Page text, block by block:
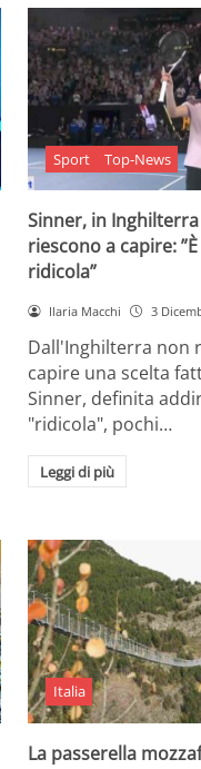
Sport Top-News
Sinner, in
riescono a capire:
ridicola”
Ilaria Macchi 3
Dall'Inghilterra non
capire una scelta
Sinner, definita
"ridicola", pochi…
Leggi di più
Italia
La passerella